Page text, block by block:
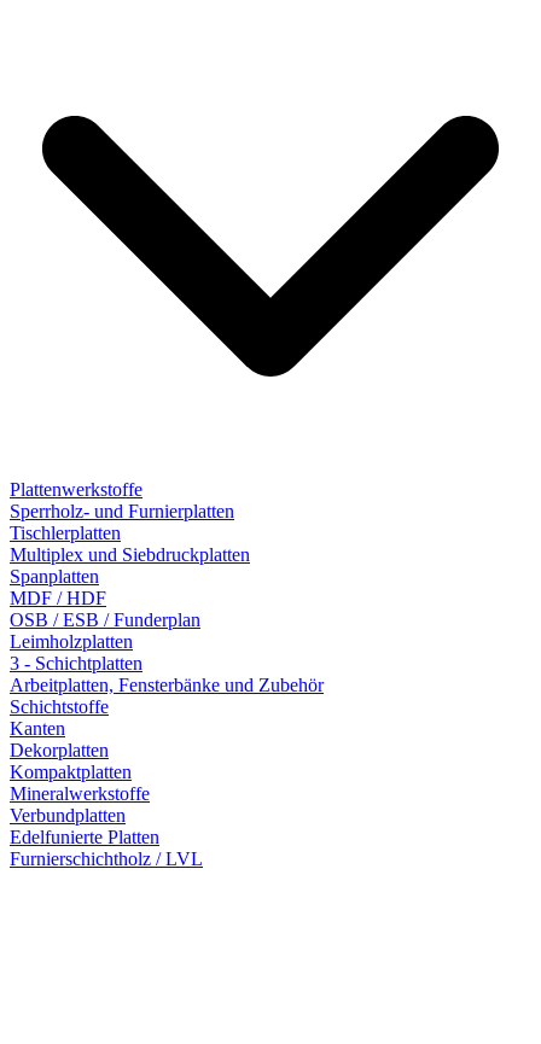
Plattenwerkstoffe
Sperrholz- und Furnierplatten
Tischlerplatten
Multiplex und Siebdruckplatten
Spanplatten
MDF / HDF
OSB / ESB / Funderplan
Leimholzplatten
3 - Schichtplatten
Arbeitplatten, Fensterbänke und Zubehör
Schichtstoffe
Kanten
Dekorplatten
Kompaktplatten
Mineralwerkstoffe
Verbundplatten
Edelfunierte Platten
Furnierschichtholz / LVL